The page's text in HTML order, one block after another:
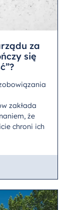
za
się
zakłada
że
chroni ich